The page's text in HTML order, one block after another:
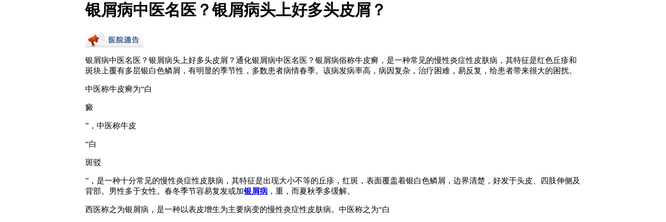
银屑病中医名医？银屑病头上好多头皮屑？
银屑病中医名医？银屑病头上好多头皮屑？通化银屑病中医名医？银屑病俗称牛皮癣，是一种常见的慢性炎症性皮肤病，其特征是红色丘疹和
斑块上覆有多层银白色鳞屑，有明显的季节性，多数患者病情春季。该病发病率高，病因复杂，治疗困难，易反复，给患者带来很大的困扰。
中医称牛皮癣为“白
癜
”，中医称牛皮
“白
斑驳
”，是一种十分常见的慢性炎症性皮肤病，其特征是出现大小不等的丘疹，红斑，表面覆盖着银白色鳞屑，边界清楚，好发于头皮、四肢伸侧及
背部。男性多于女性。春冬季节容易复发或加银屑病 ，重，而夏秋季多缓解。
西医称之为银屑病，是一种以表皮增生为主要病变的慢性炎症性皮肤病。中医称之为“白